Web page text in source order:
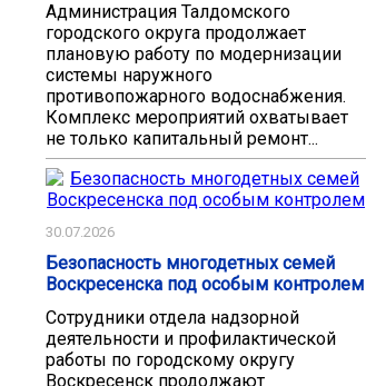
Администрация Талдомского
городского округа продолжает
плановую работу по модернизации
системы наружного
противопожарного водоснабжения.
Комплекс мероприятий охватывает
не только капитальный ремонт...
30.07.2026
Безопасность многодетных семей
Воскресенска под особым контролем
Сотрудники отдела надзорной
деятельности и профилактической
работы по городскому округу
Воскресенск продолжают